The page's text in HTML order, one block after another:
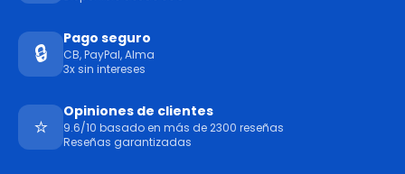
🔒
Pago seguro
CB, PayPal, Alma
3x sin intereses
⭐
Opiniones de clientes
9.6/10 basado en más de 2300 reseñas
Reseñas garantizadas